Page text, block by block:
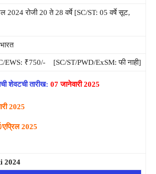
2024 रोजी 20 ते 28 वर्षे [SC/ST: 05 वर्षे सूट,
EWS: ₹750/- [SC/ST/PWD/ExSM: फी नाही]
शेवटची तारीख: 07 जानेवारी 2025
2025
एप्रिल 2025
2024